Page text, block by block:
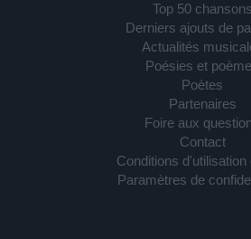
Top 50 chansons
Derniers ajouts de
Actualités
Poésies et
Poètes
Partenaires
Foire aux
Contact
Conditions d'utilisation
Paramètres de